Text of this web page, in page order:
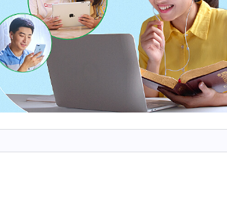
はないはずだ！」
父は聖書に詳しく、いくらかの徳もつ
自宅を無料で教会に使用させた。だが
を拒んだ。パリサイ人を連想したよ。
僕は父にこう忠告した。「パリサイ人
主の働きが彼らの観念に合わなかった
しく抗い糾弾した。主を十字架にかけ
ことを言っているのか？ 私をパリサ